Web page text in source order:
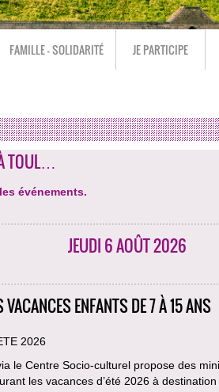
FAMILLE - SOLIDARITÉ JE PARTICIPE
TOUL…
événements.
JEUDI 6 AOÛT 2026
ENFANTS DE 7 À 15 ANS
2026
le Centre Socio-culturel propose des
les vacances d’été 2026 à